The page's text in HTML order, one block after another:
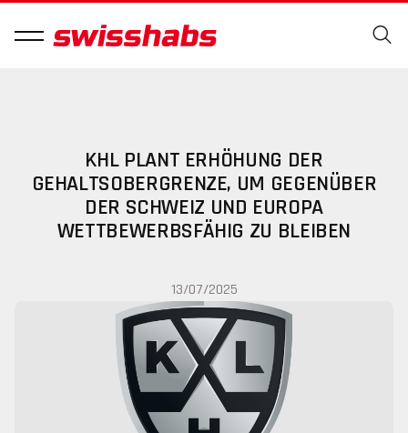
KHL PLANT ERHÖHUNG DER
GEHALTSOBERGRENZE, UM GEGENÜBER
DER SCHWEIZ UND EUROPA
WETTBEWERBSFÄHIG ZU BLEIBEN
13/07/2025